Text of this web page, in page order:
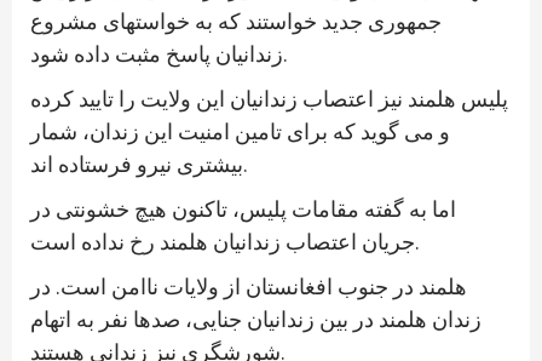
جمهوری جدید خواستند که به خواستهای مشروع
زندانیان پاسخ مثبت داده شود.
پلیس هلمند نیز اعتصاب زندانیان این ولایت را تایید کرده
و می گوید که برای تامین امنیت این زندان، شمار
بیشتری نیرو فرستاده اند.
اما به گفته مقامات پلیس، تاکنون هیچ خشونتی در
جریان اعتصاب زندانیان هلمند رخ نداده است.
هلمند در جنوب افغانستان از ولایات ناامن است. در
زندان هلمند در بین زندانیان جنایی، صدها نفر به اتهام
شورشگری نیز زندانی هستند.